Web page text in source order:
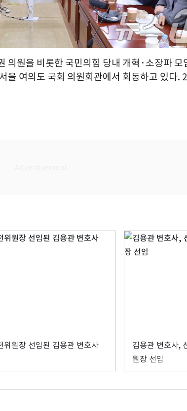
의원을 비롯한 국민의힘 당내 개혁·소장파 모
울 여의도 국회 의원회관에서 회동하고 있다.
위원장 선임된 김용관 변호사
김용관 변호사,
원장 선임